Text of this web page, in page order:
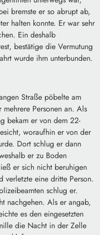
bremste er so abrupt ab,
halten konnte. Er war sehr
Ein deshalb
bestätige die Vermutung
wurde ihm unterbunden.
Straße pöbelte am
mehrere Personen an. Als
bekam er von dem 22-
woraufhin er von der
Dort schlug er dann
er zu Boden
er sich nicht beruhigen
verletzte eine dritte Person.
schlug er.
nachgehen. Als er angab,
es den eingesetzten
die Nacht in der Zelle